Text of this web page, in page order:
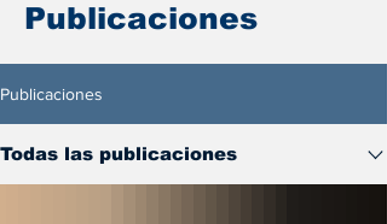
Publicaciones
Publicaciones
Todas las publicaciones